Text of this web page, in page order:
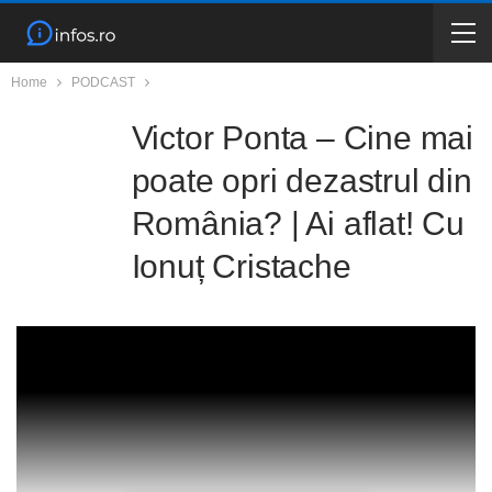
Home PODCAST
Victor Ponta – Cine mai
poate opri dezastrul din
România? | Ai aflat! Cu
Ionuț Cristache